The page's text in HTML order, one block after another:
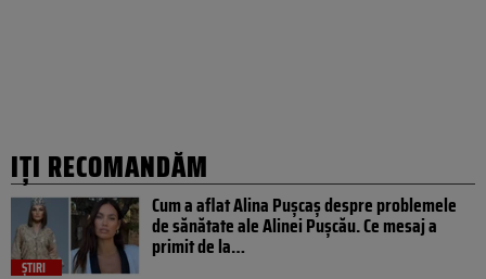
IȚI RECOMANDĂM
ȘTIRI
Cum a aflat Alina Pușcaș despre problemele
de sănătate ale Alinei Pușcău. Ce mesaj a
primit de la…